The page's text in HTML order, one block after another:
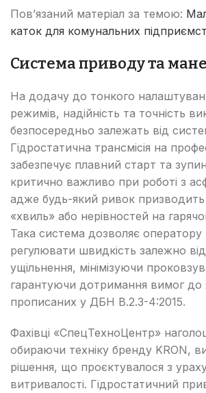
Пов’язаний матеріал за темою:
каток для комунальних
Система приводу та
На додачу до тонкого
режимів, надійність та точність
безпосередньо залежать від
Гідростатична трансмісія на
забезпечує плавний старт та
критично важливо при роботі з
адже будь-який ривок
«хвиль» або нерівностей на
Така система дозволяє оператору
регулювати швидкість залежно
ущільнення, мінімізуючи
гарантуючи дотримання вимог до
прописаних у ДБН В.2.3-4:2015.
Фахівці «СпецТехноЦентр»
обираючи техніку бренду KRON,
рішення, що проєктувалося з
витривалості. Гідростатичний